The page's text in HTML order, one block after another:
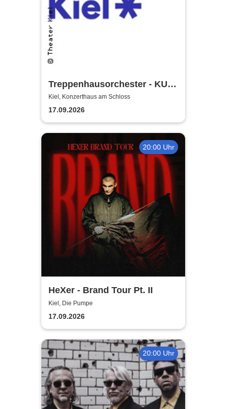
Treppenhausorchester - KULT
| Theater Kiel
Kiel, Konzerthaus am Schloss
17.09.2026
20:00 Uhr
HeXer - Brand Tour Pt. II
Kiel, Die Pumpe
17.09.2026
20:00 Uhr